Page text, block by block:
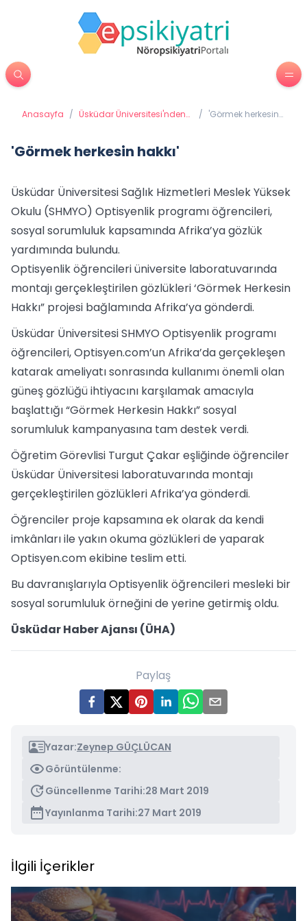
Anasayfa / Üsküdar Üniversitesi'nden
/ 'Görmek herkesin
'Görmek herkesin hakkı'
Üsküdar Üniversitesi Sağlık Hizmetleri Meslek Yüksek
Okulu (SHMYO) Optisyenlik programı öğrencileri,
sosyal sorumluluk kapsamında Afrika’ya gözlük
yardımında bulundu.
Optisyenlik öğrencileri üniversite laboratuvarında
montajı gerçekleştirilen gözlükleri ‘Görmek Herkesin
Hakkı” projesi bağlamında Afrika’ya gönderdi.
Üsküdar Üniversitesi SHMYO Optisyenlik programı
öğrencileri, Optisyen.com’un Afrika’da gerçekleşen
katarak ameliyatı sonrasında kullanımı önemli olan
güneş gözlüğü ihtiyacını karşılamak amacıyla
başlattığı “Görmek Herkesin Hakkı” sosyal
sorumluluk kampanyasına tam destek verdi.
Öğretim Görevlisi Turgut Çakar eşliğinde öğrenciler
Üsküdar Üniversitesi laboratuvarında montajı
gerçekleştirilen gözlükleri Afrika’ya gönderdi.
Öğrenciler proje kapsamına ek olarak da kendi
imkânları ile yakın okuma gözlükleri de yaparak
Optisyen.com ekibine teslim etti.
Bu davranışlarıyla Optisyenlik öğrencileri mesleki bir
sosyal sorumluluk örneğini de yerine getirmiş oldu.
Üsküdar Haber Ajansı (ÜHA)
Paylaş
Yazar:Zeynep GÜÇLÜCAN
Görüntülenme:
Güncellenme Tarihi:28 Mart 2019
Yayınlanma Tarihi:27 Mart 2019
İlgili İçerikler